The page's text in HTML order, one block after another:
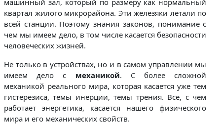
квартал жилого микрорайона. Эти железяки летали по
всей станции. Поэтому знания законов, понимание с
чем мы имеем дело, в том числе касается безопасности
человеческих жизней.
Не только в устройствах, но и в самом управлении мы
имеем дело с механикой. С более сложной
механикой реального мира, которая касается уже тем
гистерезиса, темы инерции, темы трения. Все, с чем
работает энергетика, касается нашего физического
мира и его механических свойств.